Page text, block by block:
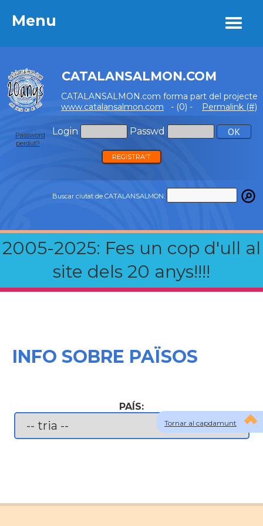
Menu
CATALANSALMON.COM
CATALANSALMON.com forma part del projecte
www.catalansalmon.com - (0) - Permalink (#)
Login Passwd
Password
perdut?
REGISTRA'T
Buscar ciutat de CATALANSALMON:
2005-2025: Fes un cop d'ull al
site dels 20 anys!!!!
Menu
Tornar al capdamunt
INFO SOBRE PAÏSOS
PAÍS: